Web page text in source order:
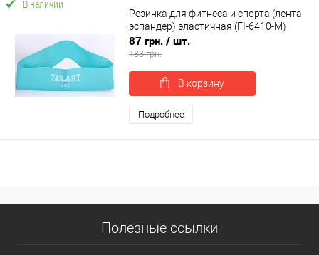
В наличии
Резинка для фитнеса и спорта (лента
эспандер) эластичная (FI-6410-M)
87 грн. / шт.
183 грн.
В корзину
Подробнее
Полезные ссылки